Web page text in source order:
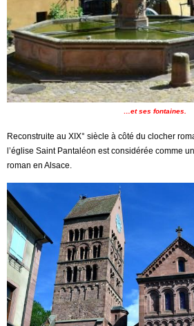
…et ses fontaines.
Reconstruite au XIX° siècle à côté du clocher
l’église Saint Pantaléon est considérée comme
roman en Alsace.